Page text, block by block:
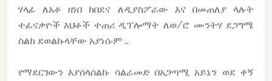
ሃላፊ ለአቶ ዘነበ ከበደና ለዲያስፖራው እና በመጠለያ ላሉት
ተፈናቃዮች እህቶች ተጠሪ ዲፕሎማት ለወ/ሮ ሙንትሃ ደጋግሜ
ስልክ ደወልኩላቸው አያነሱም …
የማደርገውን እያሰላሰልኩ ሳልራመድ በአጋጣሚ አይኔን ወደ ቀኝ